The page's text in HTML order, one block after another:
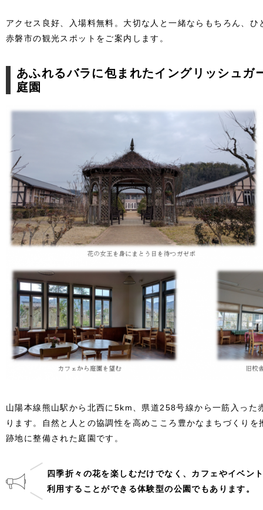
アクセス良好、入場料無料。大切な人と一緒ならもちろん、
赤磐市の観光スポットをご案内します。
あふれるバラに包まれたイングリッシュガ
庭園
山陽本線熊山駅から北西に5km、県道258号線から一筋入った
ります。自然と人との協調性を高めこころ豊かなまちづくり
跡地に整備された庭園です。
四季折々の花を楽しむだけでなく、カフェやイベン
利用することができる体験型の公園でもあります。